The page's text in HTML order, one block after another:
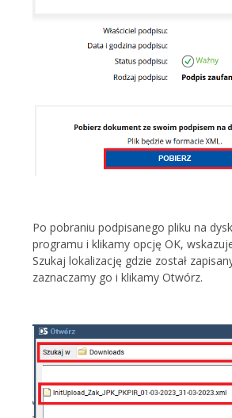
Po pobraniu podpisanego pliku na
programu i klikamy opcję OK,
Szukaj lokalizację gdzie został
zaznaczamy go i klikamy Otwórz.